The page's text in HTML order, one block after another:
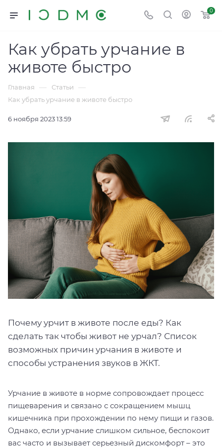
0
Как убрать урчание в
животе быстро
Главная — Статьи —
Как убрать урчание в животе быстро
6 ноября 2023 13:59
Почему урчит в животе после еды? Как
сделать так чтобы живот не урчал? Список
возможных причин урчания в животе и
способы устранения звуков в ЖКТ.
Урчание в животе в норме сопровождает процесс
пищеварения и связано с сокращением мышц
кишечника при прохождении по нему пищи и газов.
Однако, если урчание слишком сильное, беспокоит
вас часто и вызывает серьезный дискомфорт – это